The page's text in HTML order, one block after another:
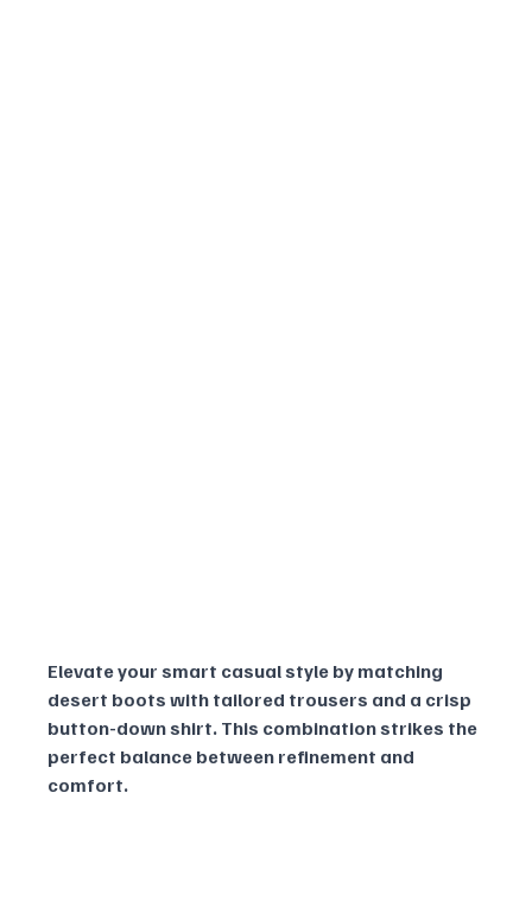
Elevate your smart casual style by matching
desert boots with tailored trousers and a crisp
button-down shirt. This combination strikes the
perfect balance between refinement and
comfort.